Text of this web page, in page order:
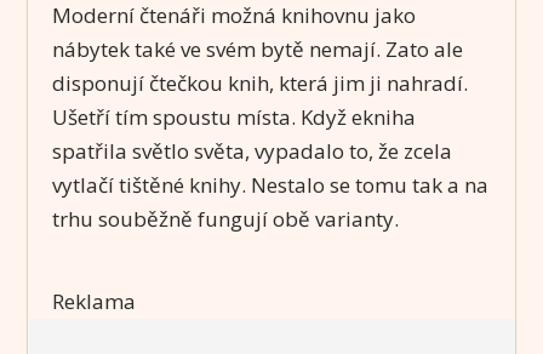
Moderní čtenáři možná knihovnu jako
nábytek také ve svém bytě nemají. Zato ale
disponují čtečkou knih, která jim ji nahradí.
Ušetří tím spoustu místa. Když ekniha
spatřila světlo světa, vypadalo to, že zcela
vytlačí tištěné knihy. Nestalo se tomu tak a na
trhu souběžně fungují obě varianty.
Reklama